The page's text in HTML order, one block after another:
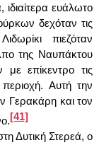
ευάλωτο
δεχόταν τις
πιεζόταν
της Ναυπάκτου
επίκεντρο τις
Αυτή την
Γερακάρη και τον
[41]
Δυτική Στερεά, ο